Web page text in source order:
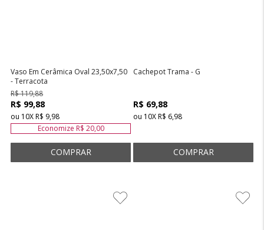
Vaso Em Cerâmica Oval 23,50x7,50
- Terracota
R$ 119,88
R$ 99,88
ou 10XR$ 9,98
Economize R$ 20,00
Cachepot Trama - G
R$ 69,88
ou 10XR$ 6,98